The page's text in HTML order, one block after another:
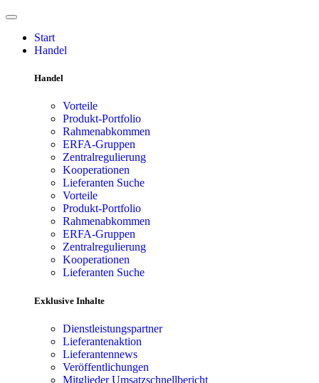
Start
Handel
Handel
Vorteile
Produkt-Portfolio
Rahmenabkommen
ERFA-Gruppen
Zentralregulierung
Kooperationen
Lieferanten Suche
Vorteile
Produkt-Portfolio
Rahmenabkommen
ERFA-Gruppen
Zentralregulierung
Kooperationen
Lieferanten Suche
Exklusive Inhalte
Dienstleistungspartner
Lieferantenaktion
Lieferantennews
Veröffentlichungen
Mitglieder Umsatzschnellbericht